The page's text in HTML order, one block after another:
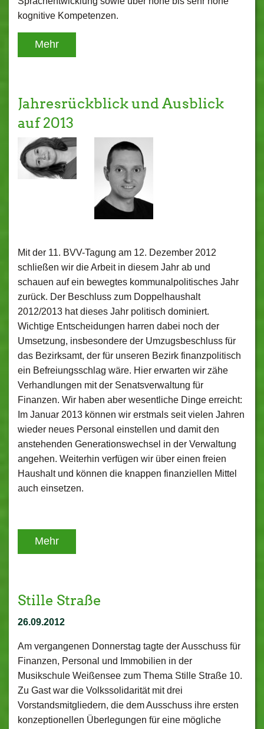
kognitive Kompetenzen.
Mehr
Jahresrückblick und Ausblick
auf 2013
Mit der 11. BVV-Tagung am 12. Dezember 2012
schließen wir die Arbeit in diesem Jahr ab und
schauen auf ein bewegtes kommunalpolitisches Jahr
zurück. Der Beschluss zum Doppelhaushalt
2012/2013 hat dieses Jahr politisch dominiert.
Wichtige Entscheidungen harren dabei noch der
Umsetzung, insbesondere der Umzugsbeschluss für
das Bezirksamt, der für unseren Bezirk finanzpolitisch
ein Befreiungsschlag wäre. Hier erwarten wir zähe
Verhandlungen mit der Senatsverwaltung für
Finanzen. Wir haben aber wesentliche Dinge erreicht:
Im Januar 2013 können wir erstmals seit vielen Jahren
wieder neues Personal einstellen und damit den
anstehenden Generationswechsel in der Verwaltung
angehen. Weiterhin verfügen wir über einen freien
Haushalt und können die knappen finanziellen Mittel
auch einsetzen.
Mehr
Stille Straße
26.09.2012
Am vergangenen Donnerstag tagte der Ausschuss für
Finanzen, Personal und Immobilien in der
Musikschule Weißensee zum Thema Stille Straße 10.
Zu Gast war die Volkssolidarität mit drei
Vorstandsmitgliedern, die dem Ausschuss ihre ersten
konzeptionellen Überlegungen für eine mögliche